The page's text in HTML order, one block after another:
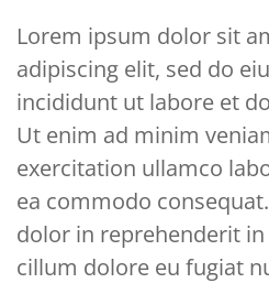
Lorem ipsum dolor sit
adipiscing elit, sed do
incididunt ut labore et
Ut enim ad minim
exercitation ullamco
ea commodo
dolor in reprehenderit
cillum dolore eu fugiat